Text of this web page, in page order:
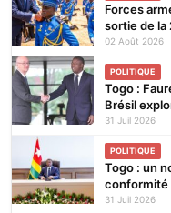
Forces
sortie de la
30e
02 Août 2026
POLITIQUE
Togo :
Brésil
renforcer
31 Juil 2026
POLITIQUE
Togo : un
conformité
marché
31 Juil 2026